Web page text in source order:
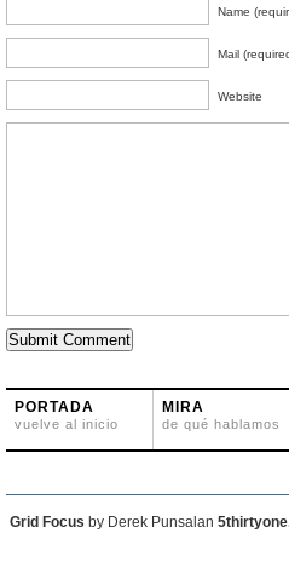
Name
Mail
Website
PORTADA
vuelve al inicio
MIRA
de qué hablamos
Grid Focus by Derek Punsalan